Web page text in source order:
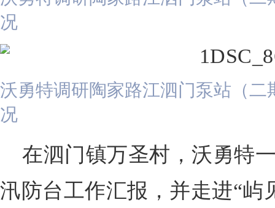
况
沃勇特调研陶家路江泗门泵站（
况
在泗门镇万圣村，沃勇特
汛防台工作汇报，并走进“屿